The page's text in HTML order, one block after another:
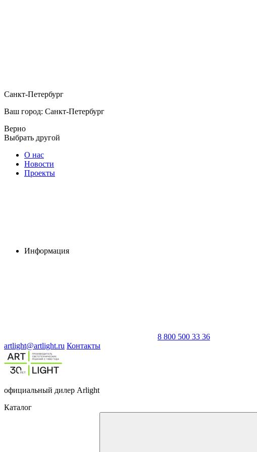
Санкт-Петербург
Ваш город: Санкт-Петербург
Верно
Выбрать другой
О нас
Новости
Проекты
Информация
8 800 500 33 36
artlight@artlight.ru Контакты
официальный дилер Arlight
Каталог